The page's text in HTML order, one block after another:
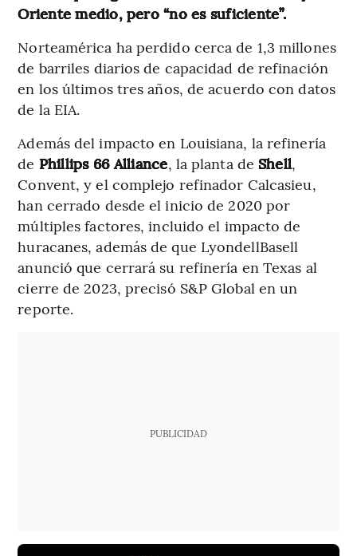
Oriente medio, pero “no es suficiente”.
Norteamérica ha perdido cerca de 1,3 millones
de barriles diarios de capacidad de refinación
en los últimos tres años, de acuerdo con datos
de la EIA.
Además del impacto en Louisiana, la refinería
de Phillips 66 Alliance, la planta de Shell,
Convent, y el complejo refinador Calcasieu,
han cerrado desde el inicio de 2020 por
múltiples factores, incluido el impacto de
huracanes, además de que LyondellBasell
anunció que cerrará su refinería en Texas al
cierre de 2023, precisó S&P Global en un
reporte.
PUBLICIDAD